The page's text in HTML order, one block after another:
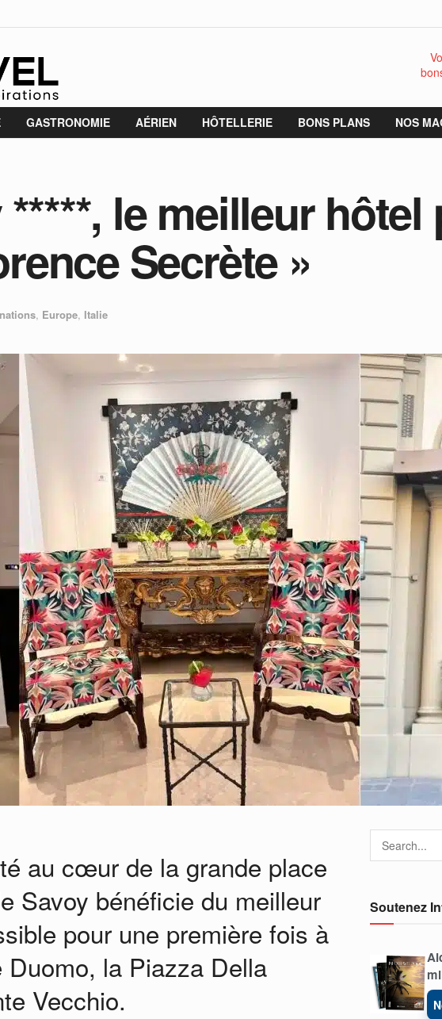
GASTRONOMIE AÉRIEN HÔTELLERIE BONS PLANS NOS
*****, le meilleur
Secrète »
, Europe, Italie
au cœur de la grande place
Savoy bénéficie du meilleur
pour une première fois à
Duomo, la Piazza Della
Vecchio.
Soutenez